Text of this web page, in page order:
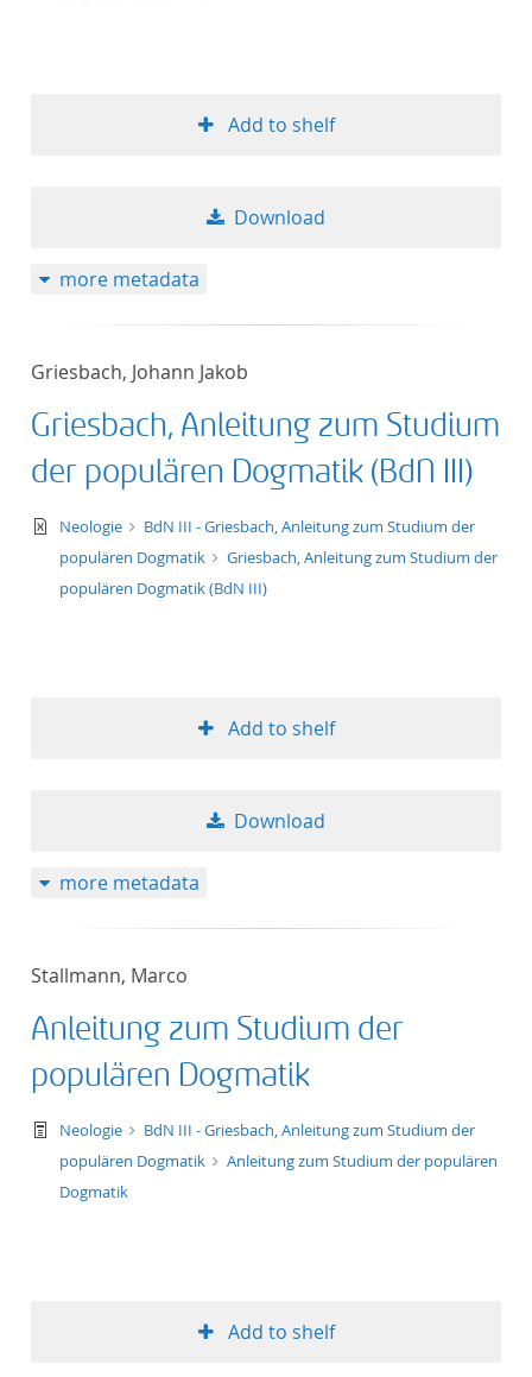
Add to shelf
Download
more metadata
Griesbach, Johann Jakob
Griesbach, Anleitung zum Studium
der populären Dogmatik (BdN III)
text/xml
Neologie
BdN III - Griesbach, Anleitung zum Studium der
populären Dogmatik
Griesbach, Anleitung zum Studium der
populären Dogmatik (BdN III)
Add to shelf
Download
more metadata
Stallmann, Marco
Anleitung zum Studium der
populären Dogmatik
text/tg.work+xml
Neologie
BdN III - Griesbach, Anleitung zum Studium der
populären Dogmatik
Anleitung zum Studium der populären
Dogmatik
Add to shelf